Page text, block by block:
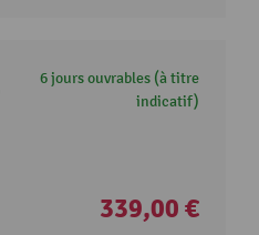
6 jours ouvrables (à titre
indicatif)
339,00 €